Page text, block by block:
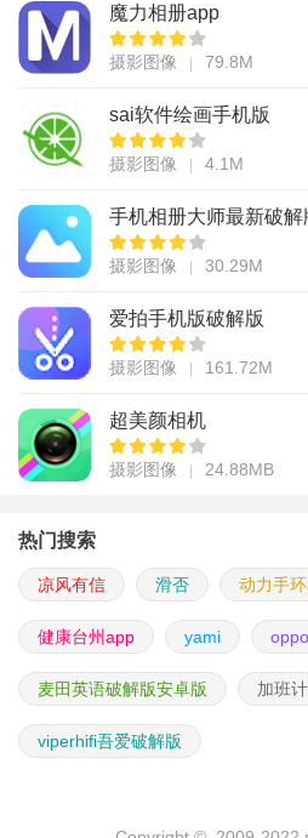
魔力相册app
摄影图像 79.8M
sai软件绘画手机版
摄影图像 4.1M
手机相册大师最新破解
摄影图像 30.29M
爱拍手机版破解版
摄影图像 161.72M
超美颜相机
摄影图像 24.88MB
热门搜索
凉风有信 滑否 动力手
健康台州app yami
麦田英语破解版安卓版 加班
viperhifi吾爱破解版